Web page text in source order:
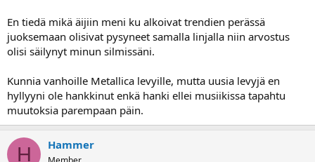
En tiedä mikä äijiin meni ku alkoivat trendien perässä
juoksemaan olisivat pysyneet samalla linjalla niin arvostus
olisi säilynyt minun silmissäni.
Kunnia vanhoille Metallica levyille, mutta uusia levyjä en
hyllyyni ole hankkinut enkä hanki ellei musiikissa tapahtu
muutoksia parempaan päin.
H Hammer